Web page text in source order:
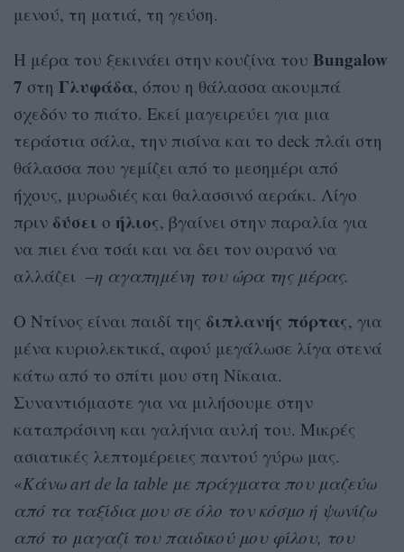
μενού, τη ματιά, τη γεύση.
Η μέρα του ξεκινάει στην κουζίνα του Bungalow
7 στη Γλυφάδα, όπου η θάλασσα ακουμπά
σχεδόν το πιάτο. Εκεί μαγειρεύει για μια
τεράστια σάλα, την πισίνα και το deck πλάι στη
θάλασσα που γεμίζει από το μεσημέρι από
ήχους, μυρωδιές και θαλασσινό αεράκι. Λίγο
πριν δύσει ο ήλιος, βγαίνει στην παραλία για
να πιει ένα τσάι και να δει τον ουρανό να
αλλάζει –η αγαπημένη του ώρα της μέρας.
Ο Ντίνος είναι παιδί της διπλανής πόρτας, για
μένα κυριολεκτικά, αφού μεγάλωσε λίγα στενά
κάτω από το σπίτι μου στη Νίκαια.
Συναντιόμαστε για να μιλήσουμε στην
καταπράσινη και γαλήνια αυλή του. Μικρές
ασιατικές λεπτομέρειες παντού γύρω μας.
«Κάνω art de la table με πράγματα που μαζεύω
από τα ταξίδια μου σε όλο τον κόσμο ή ψωνίζω
από το μαγαζί του παιδικού μου φίλου, του